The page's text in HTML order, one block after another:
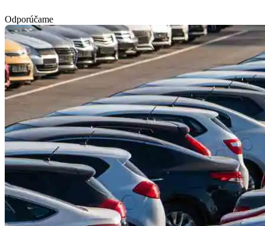
Odporúčame